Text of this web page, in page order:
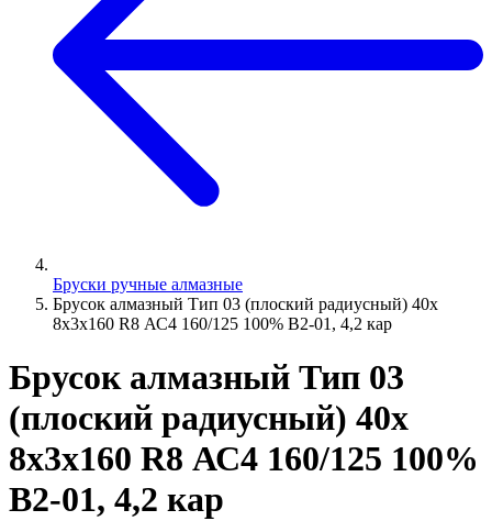
Бруски ручные алмазные
Брусок алмазный Тип 03 (плоский радиусный) 40х
8х3х160 R8 АС4 160/125 100% В2-01, 4,2 кар
Брусок алмазный Тип 03
(плоский радиусный) 40х
8х3х160 R8 АС4 160/125 100%
В2-01, 4,2 кар